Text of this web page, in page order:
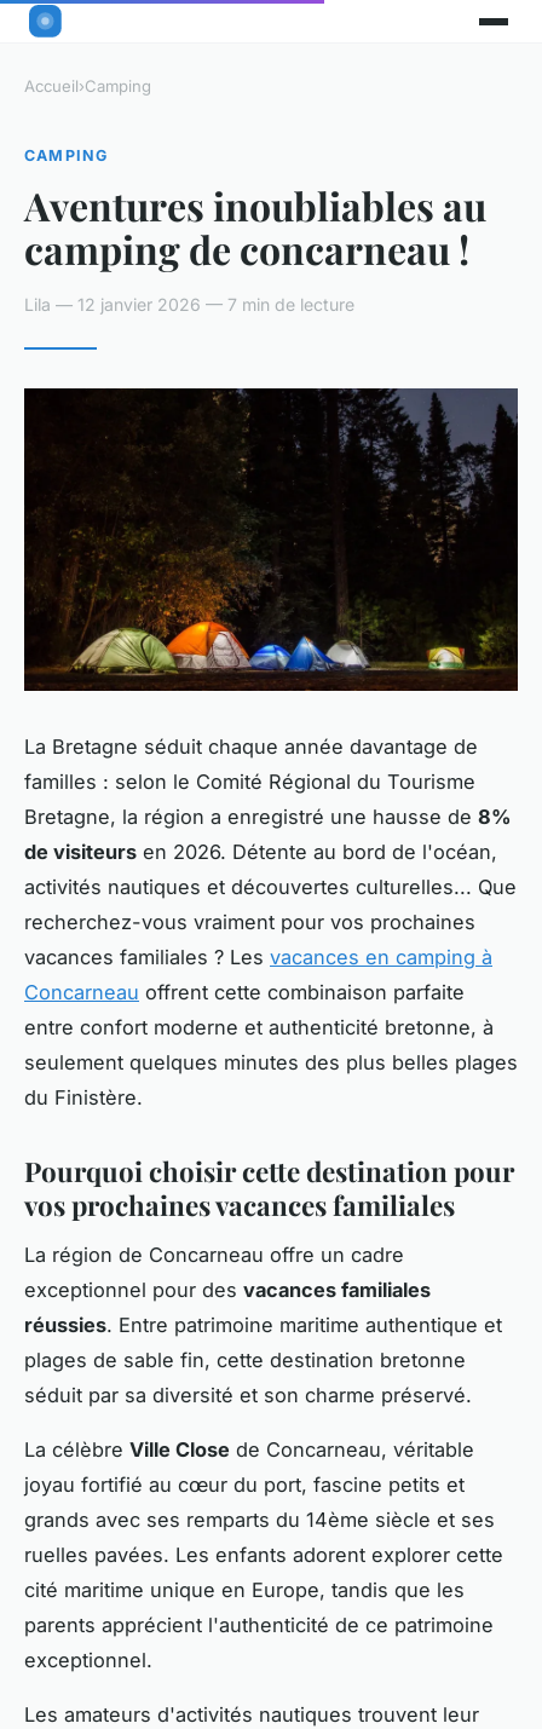
Accueil›Camping
CAMPING
Aventures inoubliables au
camping de concarneau !
Lila — 12 janvier 2026 — 7 min de lecture
La Bretagne séduit chaque année davantage de
familles : selon le Comité Régional du Tourisme
Bretagne, la région a enregistré une hausse de 8%
de visiteurs en 2026. Détente au bord de l'océan,
activités nautiques et découvertes culturelles... Que
recherchez-vous vraiment pour vos prochaines
vacances familiales ? Les vacances en camping à
Concarneau offrent cette combinaison parfaite
entre confort moderne et authenticité bretonne, à
seulement quelques minutes des plus belles plages
du Finistère.
Pourquoi choisir cette destination pour
vos prochaines vacances familiales
La région de Concarneau offre un cadre
exceptionnel pour des vacances familiales
réussies. Entre patrimoine maritime authentique et
plages de sable fin, cette destination bretonne
séduit par sa diversité et son charme préservé.
La célèbre Ville Close de Concarneau, véritable
joyau fortifié au cœur du port, fascine petits et
grands avec ses remparts du 14ème siècle et ses
ruelles pavées. Les enfants adorent explorer cette
cité maritime unique en Europe, tandis que les
parents apprécient l'authenticité de ce patrimoine
exceptionnel.
Les amateurs d'activités nautiques trouvent leur